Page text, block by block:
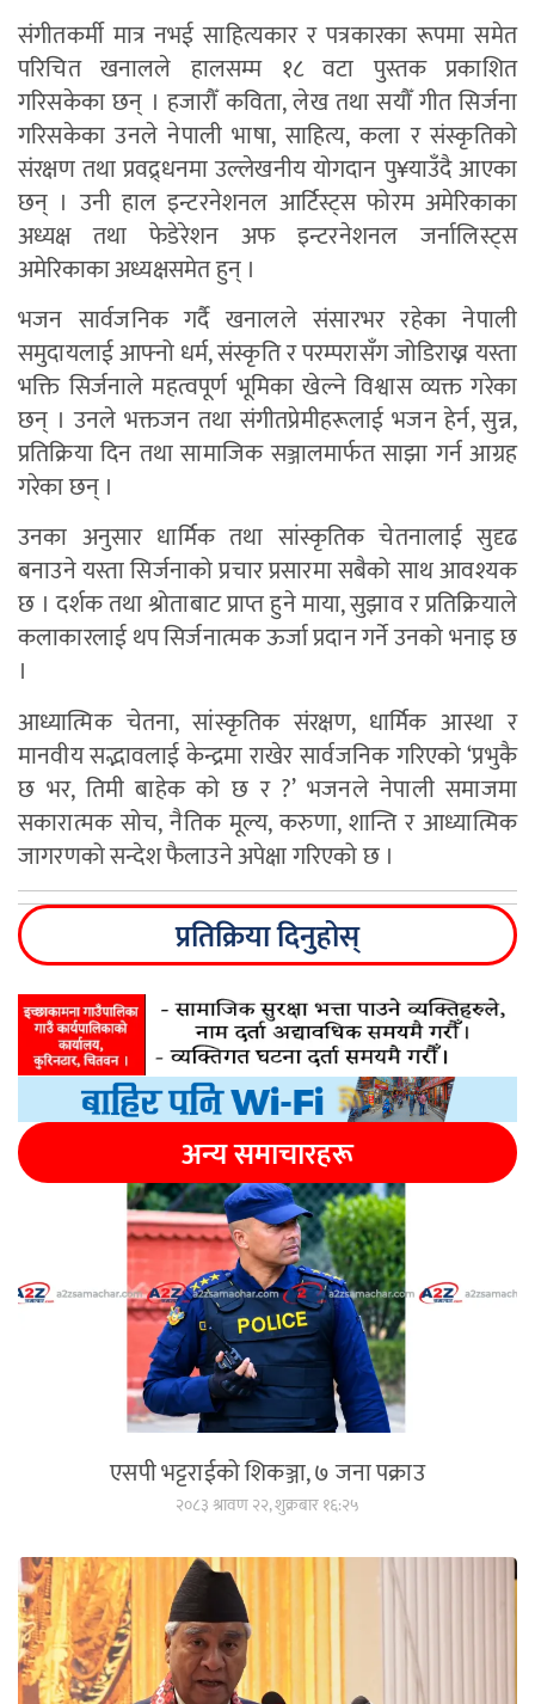
संगीतकर्मी मात्र नभई साहित्यकार र पत्रकारका रूपमा समेत
परिचित खनालले हालसम्म १८ वटा पुस्तक प्रकाशित
गरिसकेका छन् । हजारौँ कविता, लेख तथा सयौँ गीत सिर्जना
गरिसकेका उनले नेपाली भाषा, साहित्य, कला र संस्कृतिको
संरक्षण तथा प्रवद्र्धनमा उल्लेखनीय योगदान पु¥याउँदै आएका
छन् । उनी हाल इन्टरनेशनल आर्टिस्ट्स फोरम अमेरिकाका
अध्यक्ष तथा फेडेरेशन अफ इन्टरनेशनल जर्नालिस्ट्स
अमेरिकाका अध्यक्षसमेत हुन् ।
भजन सार्वजनिक गर्दै खनालले संसारभर रहेका नेपाली
समुदायलाई आफ्नो धर्म, संस्कृति र परम्परासँग जोडिराख्न यस्ता
भक्ति सिर्जनाले महत्वपूर्ण भूमिका खेल्ने विश्वास व्यक्त गरेका
छन् । उनले भक्तजन तथा संगीतप्रेमीहरूलाई भजन हेर्न, सुन्न,
प्रतिक्रिया दिन तथा सामाजिक सञ्जालमार्फत साझा गर्न आग्रह
गरेका छन् ।
उनका अनुसार धार्मिक तथा सांस्कृतिक चेतनालाई सुदृढ
बनाउने यस्ता सिर्जनाको प्रचार प्रसारमा सबैको साथ आवश्यक
छ । दर्शक तथा श्रोताबाट प्राप्त हुने माया, सुझाव र प्रतिक्रियाले
कलाकारलाई थप सिर्जनात्मक ऊर्जा प्रदान गर्ने उनको भनाइ छ
।
आध्यात्मिक चेतना, सांस्कृतिक संरक्षण, धार्मिक आस्था र
मानवीय सद्भावलाई केन्द्रमा राखेर सार्वजनिक गरिएको ‘प्रभुकै
छ भर, तिमी बाहेक को छ र ?’ भजनले नेपाली समाजमा
सकारात्मक सोच, नैतिक मूल्य, करुणा, शान्ति र आध्यात्मिक
जागरणको सन्देश फैलाउने अपेक्षा गरिएको छ ।
प्रतिक्रिया दिनुहोस्
अन्य समाचारहरू
एसपी भट्टराईको शिकञ्जा, ७ जना पक्राउ
२०८३ श्रावण २२, शुक्रबार १६:२५